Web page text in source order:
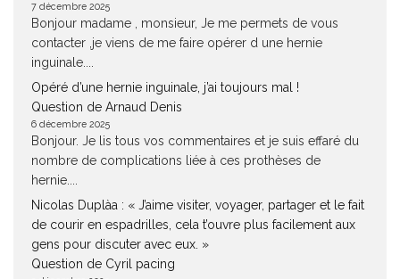
7 décembre 2025
Bonjour madame , monsieur, Je me permets de vous
contacter ,je viens de me faire opérer d une hernie
inguinale....
Opéré d’une hernie inguinale, j’ai toujours mal !
Question de Arnaud Denis
6 décembre 2025
Bonjour. Je lis tous vos commentaires et je suis effaré du
nombre de complications liée à ces prothèses de
hernie....
Nicolas Duplàa : « J’aime visiter, voyager, partager et le fait
de courir en espadrilles, cela t’ouvre plus facilement aux
gens pour discuter avec eux. »
Question de Cyril pacing